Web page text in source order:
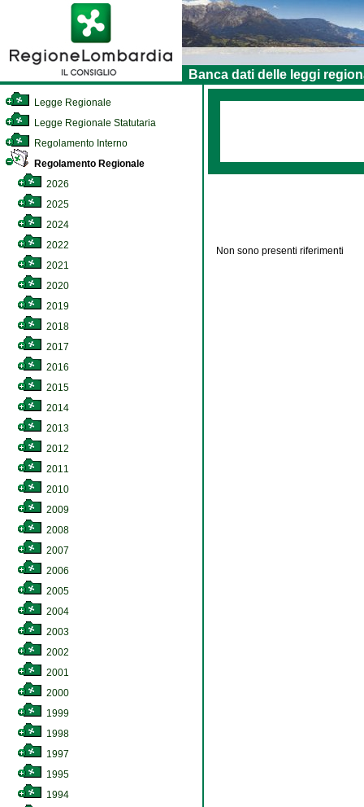
Banca dati delle leggi
Legge Regionale
Legge Regionale Statutaria
Regolamento Interno
Regolamento Regionale
2026
2025
2024
2022
2021
2020
2019
2018
2017
2016
2015
2014
2013
2012
2011
2010
2009
2008
2007
2006
2005
2004
2003
2002
2001
2000
1999
1998
1997
1995
1994
Non sono presenti riferimenti